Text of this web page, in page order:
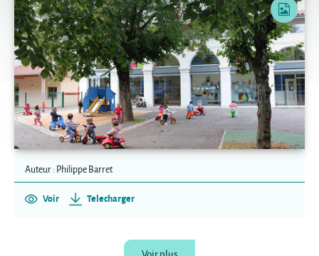
Auteur : Philippe Barret
Voir Telecharger
Voir plus